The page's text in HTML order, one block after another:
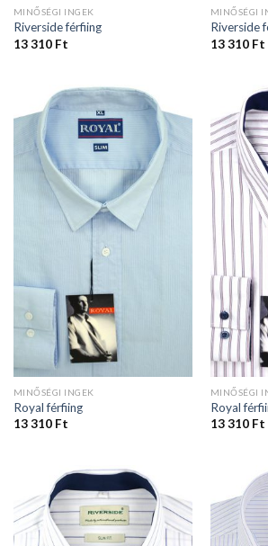
MINŐSÉGI INGEK
Riverside férfiing
13 310 Ft
MINŐSÉGI
Riverside
13 310 Ft
MINŐSÉGI INGEK
Royal férfiing
13 310 Ft
MINŐSÉGI
Royal
13 310 Ft